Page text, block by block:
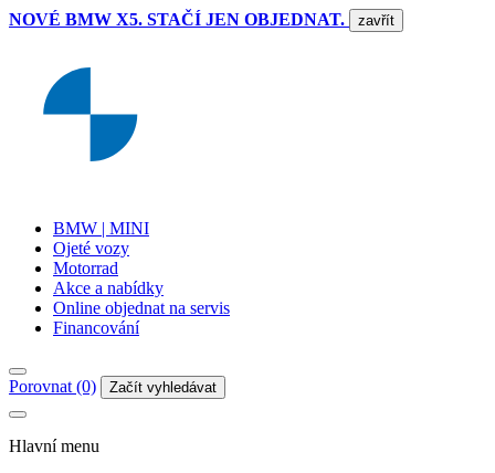
NOVÉ BMW X5. STAČÍ JEN OBJEDNAT. zavřít
BMW | MINI
Ojeté vozy
Motorrad
Akce a nabídky
Online objednat na servis
Financování
Porovnat (0) Začít vyhledávat
Hlavní menu